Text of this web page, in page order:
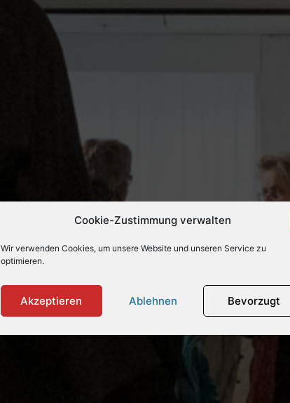
Cookie-Zustimmung verwalten
Wir verwenden Cookies, um unsere Website und unseren Service zu
optimieren.
Akzeptieren Ablehnen Bevorzugt